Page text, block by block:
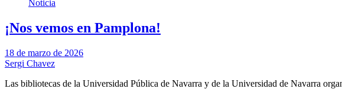
Noticia
¡Nos vemos en Pamplona!
18 de marzo de 2026
Sergi Chavez
Las bibliotecas de la Universidad Pública de Navarra y de la Universidad de Navarra